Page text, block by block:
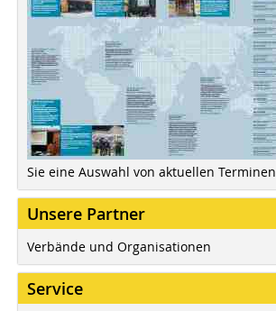
Sie eine Auswahl von aktuellen Terminen
Unsere Partner
Verbände und Organisationen
Service